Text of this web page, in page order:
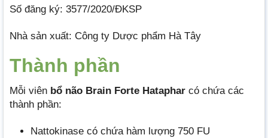
Số đăng ký: 3577/2020/ĐKSP
Nhà sản xuất: Công ty Dược phẩm Hà Tây
Thành phần
Mỗi viên bổ não Brain Forte Hataphar có chứa các
thành phần:
Nattokinase có chứa hàm lượng 750 FU